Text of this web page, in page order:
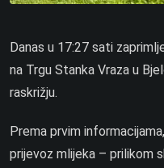
Danas u 17:27 sati
na Trgu Stanka Vraza u
raskrižju.
Prema prvim
prijevoz mlijeka – prilikom